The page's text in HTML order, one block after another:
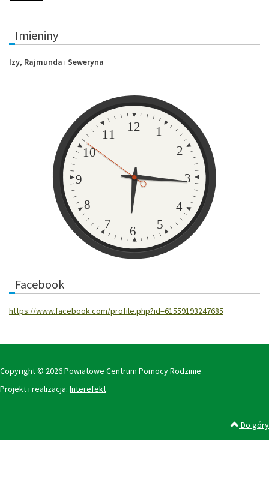
Imieniny
Izy, Rajmunda i Seweryna
1
2
3
4
5
6
7
8
9
10
11
12
Facebook
https://www.facebook.com/profile.php?id=61559193247685
Copyright © 2026 Powiatowe Centrum Pomocy Rodzinie
Projekt i realizacja: Interefekt
Do góry